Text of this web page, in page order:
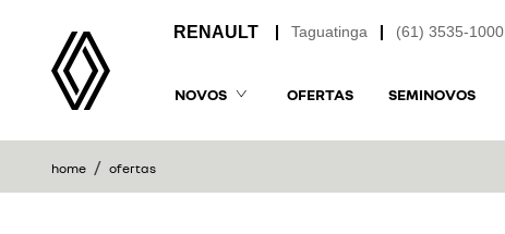
(61) 3535-1000
Taguatinga
NOVOS OFERTAS SEMINOVOS
home ofertas